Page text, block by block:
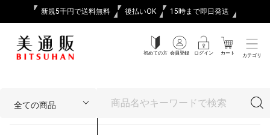
新規5千円で送料無料 後払いOK 15時まで即日発送
初めての方 会員登録 ログイン カート カテゴリ